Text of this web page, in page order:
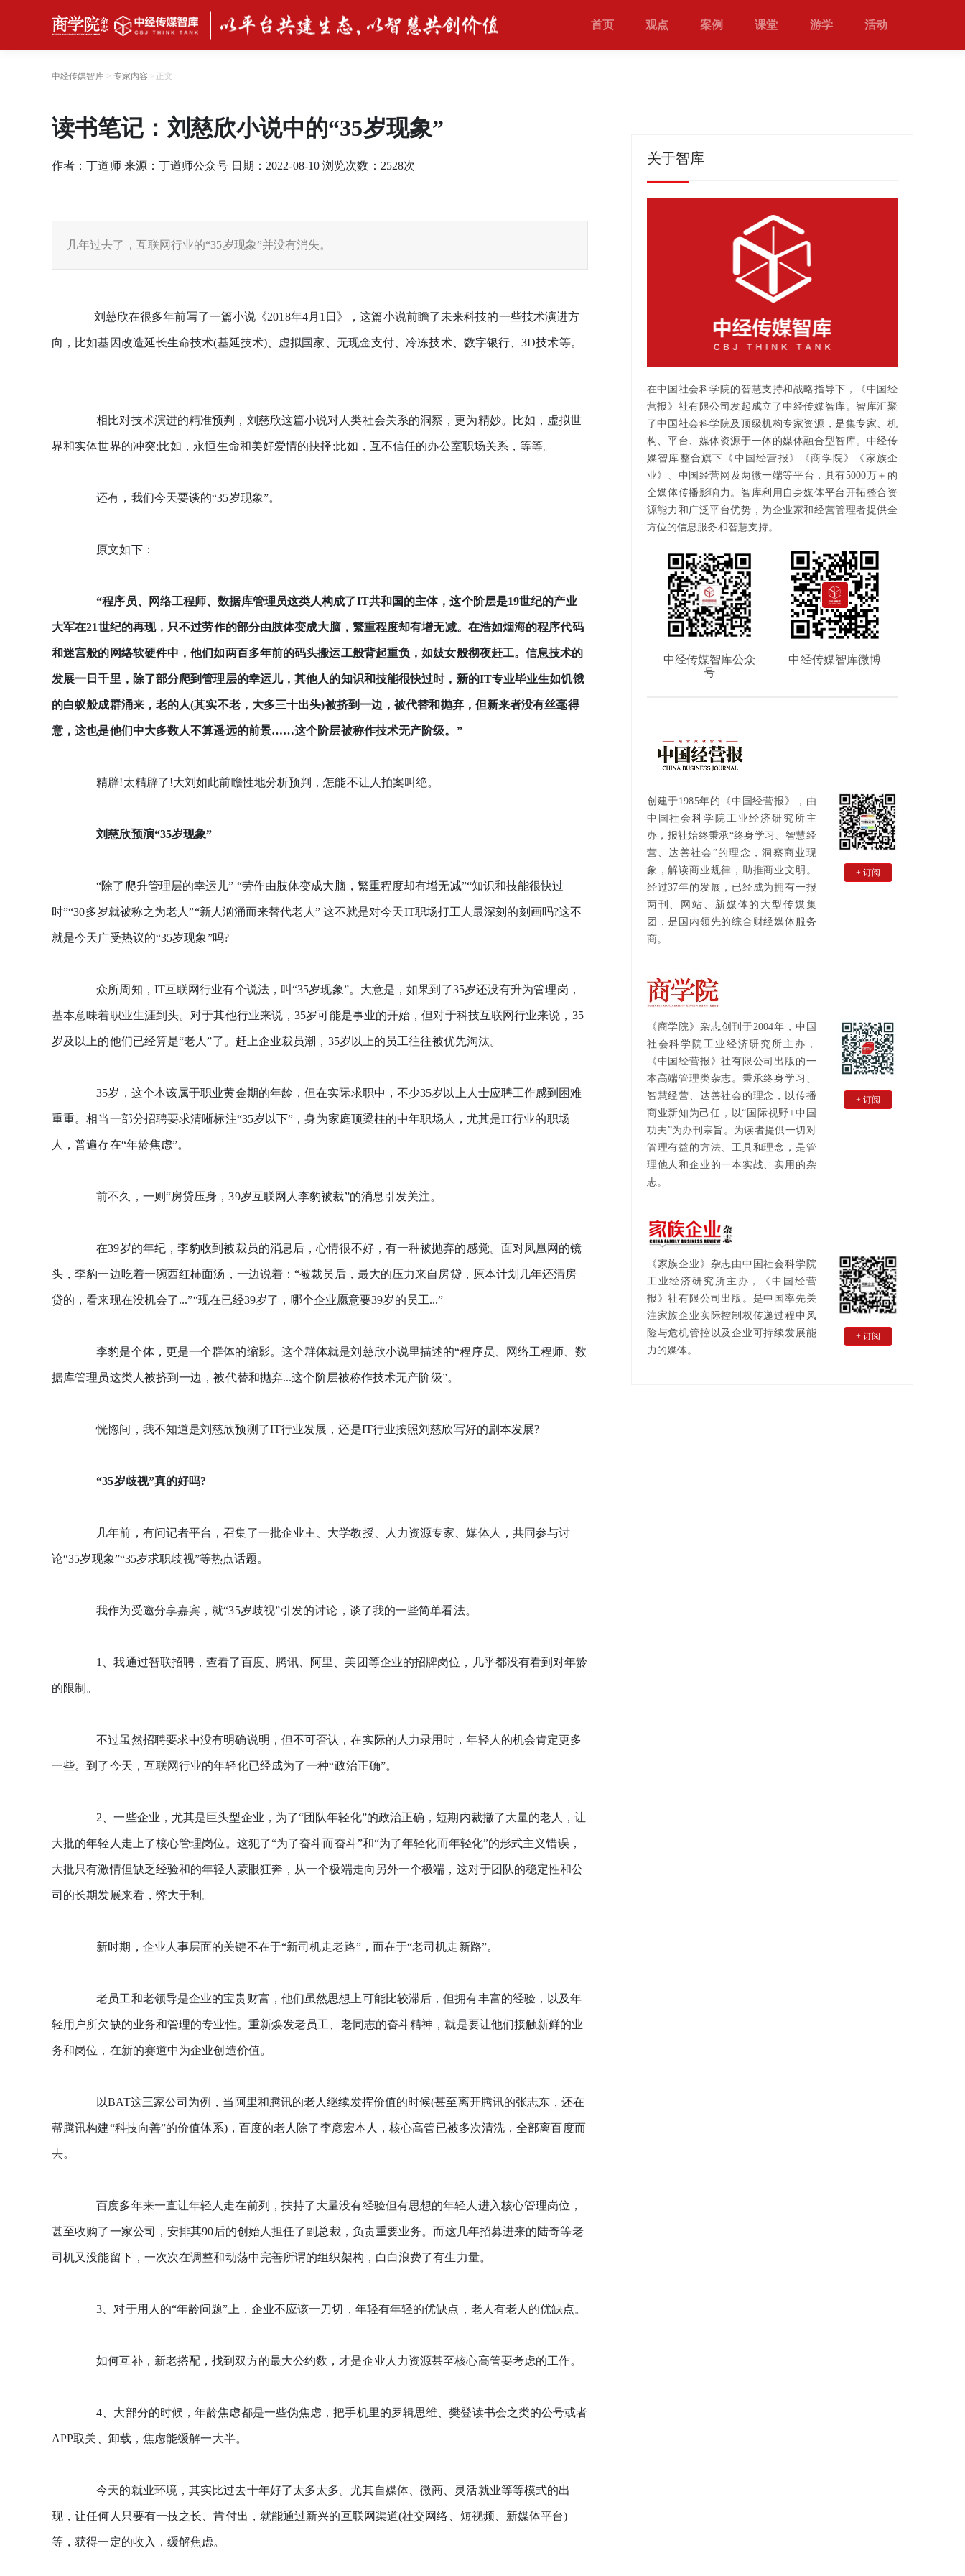
首页 观点 案例 课堂 游学 活动
中经传媒智库> 专家内容 > 正文
读书笔记：刘慈欣小说中的“35岁现象”
作者：丁道师 来源：丁道师公众号 日期：2022-08-10 浏览次数： 2528次
几年过去了，互联网行业的“35岁现象”并没有消失。
刘慈欣在很多年前写了一篇小说《2018年4月1日》，这篇小说前瞻了未来科技的一些技术演进方
向，比如基因改造延长生命技术(基延技术)、虚拟国家、无现金支付、冷冻技术、数字银行、3D技术等。
相比对技术演进的精准预判，刘慈欣这篇小说对人类社会关系的洞察，更为精妙。比如，虚拟世
界和实体世界的冲突;比如，永恒生命和美好爱情的抉择;比如，互不信任的办公室职场关系，等等。
还有，我们今天要谈的“35岁现象”。
原文如下：
“程序员、网络工程师、数据库管理员这类人构成了IT共和国的主体，这个阶层是19世纪的产业
大军在21世纪的再现，只不过劳作的部分由肢体变成大脑，繁重程度却有增无减。在浩如烟海的程序代码
和迷宫般的网络软硬件中，他们如两百多年前的码头搬运工般背起重负，如妓女般彻夜赶工。信息技术的
发展一日千里，除了部分爬到管理层的幸运儿，其他人的知识和技能很快过时，新的IT专业毕业生如饥饿
的白蚁般成群涌来，老的人(其实不老，大多三十出头)被挤到一边，被代替和抛弃，但新来者没有丝毫得
意，这也是他们中大多数人不算遥远的前景……这个阶层被称作技术无产阶级。”
精辟!太精辟了!大刘如此前瞻性地分析预判，怎能不让人拍案叫绝。
刘慈欣预演“35岁现象”
“除了爬升管理层的幸运儿” “劳作由肢体变成大脑，繁重程度却有增无减”“知识和技能很快过
时”“30多岁就被称之为老人”“新人汹涌而来替代老人” 这不就是对今天IT职场打工人最深刻的刻画吗?这不
就是今天广受热议的“35岁现象”吗?
众所周知，IT互联网行业有个说法，叫“35岁现象”。大意是，如果到了35岁还没有升为管理岗，
基本意味着职业生涯到头。对于其他行业来说，35岁可能是事业的开始，但对于科技互联网行业来说，35
岁及以上的他们已经算是“老人”了。赶上企业裁员潮，35岁以上的员工往往被优先淘汰。
35岁，这个本该属于职业黄金期的年龄，但在实际求职中，不少35岁以上人士应聘工作感到困难
重重。相当一部分招聘要求清晰标注“35岁以下”，身为家庭顶梁柱的中年职场人，尤其是IT行业的职场
人，普遍存在“年龄焦虑”。
前不久，一则“房贷压身，39岁互联网人李豹被裁”的消息引发关注。
在39岁的年纪，李豹收到被裁员的消息后，心情很不好，有一种被抛弃的感觉。面对凤凰网的镜
头，李豹一边吃着一碗西红柿面汤，一边说着：“被裁员后，最大的压力来自房贷，原本计划几年还清房
贷的，看来现在没机会了...”“现在已经39岁了，哪个企业愿意要39岁的员工...”
李豹是个体，更是一个群体的缩影。这个群体就是刘慈欣小说里描述的“程序员、网络工程师、数
据库管理员这类人被挤到一边，被代替和抛弃...这个阶层被称作技术无产阶级”。
恍惚间，我不知道是刘慈欣预测了IT行业发展，还是IT行业按照刘慈欣写好的剧本发展?
“35岁歧视”真的好吗?
几年前，有问记者平台，召集了一批企业主、大学教授、人力资源专家、媒体人，共同参与讨
论“35岁现象”“35岁求职歧视”等热点话题。
我作为受邀分享嘉宾，就“35岁歧视”引发的讨论，谈了我的一些简单看法。
1、我通过智联招聘，查看了百度、腾讯、阿里、美团等企业的招牌岗位，几乎都没有看到对年龄
的限制。
不过虽然招聘要求中没有明确说明，但不可否认，在实际的人力录用时，年轻人的机会肯定更多
一些。到了今天，互联网行业的年轻化已经成为了一种“政治正确”。
2、一些企业，尤其是巨头型企业，为了“团队年轻化”的政治正确，短期内裁撤了大量的老人，让
大批的年轻人走上了核心管理岗位。这犯了“为了奋斗而奋斗”和“为了年轻化而年轻化”的形式主义错误，
大批只有激情但缺乏经验和的年轻人蒙眼狂奔，从一个极端走向另外一个极端，这对于团队的稳定性和公
司的长期发展来看，弊大于利。
新时期，企业人事层面的关键不在于“新司机走老路”，而在于“老司机走新路”。
老员工和老领导是企业的宝贵财富，他们虽然思想上可能比较滞后，但拥有丰富的经验，以及年
轻用户所欠缺的业务和管理的专业性。重新焕发老员工、老同志的奋斗精神，就是要让他们接触新鲜的业
务和岗位，在新的赛道中为企业创造价值。
以BAT这三家公司为例，当阿里和腾讯的老人继续发挥价值的时候(甚至离开腾讯的张志东，还在
帮腾讯构建“科技向善”的价值体系)，百度的老人除了李彦宏本人，核心高管已被多次清洗，全部离百度而
去。
百度多年来一直让年轻人走在前列，扶持了大量没有经验但有思想的年轻人进入核心管理岗位，
甚至收购了一家公司，安排其90后的创始人担任了副总裁，负责重要业务。而这几年招募进来的陆奇等老
司机又没能留下，一次次在调整和动荡中完善所谓的组织架构，白白浪费了有生力量。
3、对于用人的“年龄问题”上，企业不应该一刀切，年轻有年轻的优缺点，老人有老人的优缺点。
如何互补，新老搭配，找到双方的最大公约数，才是企业人力资源甚至核心高管要考虑的工作。
4、大部分的时候，年龄焦虑都是一些伪焦虑，把手机里的罗辑思维、樊登读书会之类的公号或者
APP取关、卸载，焦虑能缓解一大半。
今天的就业环境，其实比过去十年好了太多太多。尤其自媒体、微商、灵活就业等等模式的出
现，让任何人只要有一技之长、肯付出，就能通过新兴的互联网渠道(社交网络、短视频、新媒体平台)
等，获得一定的收入，缓解焦虑。
关于智库
在中国社会科学院的智慧支持和战略指导下，《中国经
营报》社有限公司发起成立了中经传媒智库。智库汇聚
了中国社会科学院及顶级机构专家资源，是集专家、机
构、平台、媒体资源于一体的媒体融合型智库。中经传
媒智库整合旗下《中国经营报》《商学院》《家族企
业》、中国经营网及两微一端等平台，具有5000万＋的
全媒体传播影响力。智库利用自身媒体平台开拓整合资
源能力和广泛平台优势，为企业家和经营管理者提供全
方位的信息服务和智慧支持。
中经传媒智库公众
号
中经传媒智库微博
创建于1985年的《中国经营报》，由
中国社会科学院工业经济研究所主
办，报社始终秉承“终身学习、智慧经
营、达善社会”的理念，洞察商业现
象，解读商业规律，助推商业文明。
经过37年的发展，已经成为拥有一报
两刊、网站、新媒体的大型传媒集
团，是国内领先的综合财经媒体服务
商。
+ 订阅
《商学院》杂志创刊于2004年，中国
社会科学院工业经济研究所主办，
《中国经营报》社有限公司出版的一
本高端管理类杂志。秉承终身学习、
智慧经营、达善社会的理念，以传播
商业新知为己任，以“国际视野+中国
功夫”为办刊宗旨。为读者提供一切对
管理有益的方法、工具和理念，是管
理他人和企业的一本实战、实用的杂
志。
+ 订阅
《家族企业》杂志由中国社会科学院
工业经济研究所主办，《中国经营
报》社有限公司出版。是中国率先关
注家族企业实际控制权传递过程中风
险与危机管控以及企业可持续发展能
力的媒体。
+ 订阅